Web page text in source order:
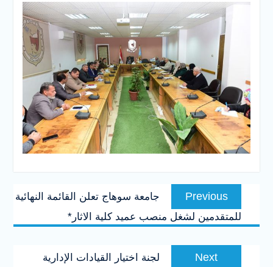
تصفّح
المقالاتPrevious
Previous
post:
جامعة سوهاج تعلن القائمة النهائية
للمتقدمين لشغل منصب عميد كلية الاثار*
Next
Next
post:
لجنة اختيار القيادات الإدارية